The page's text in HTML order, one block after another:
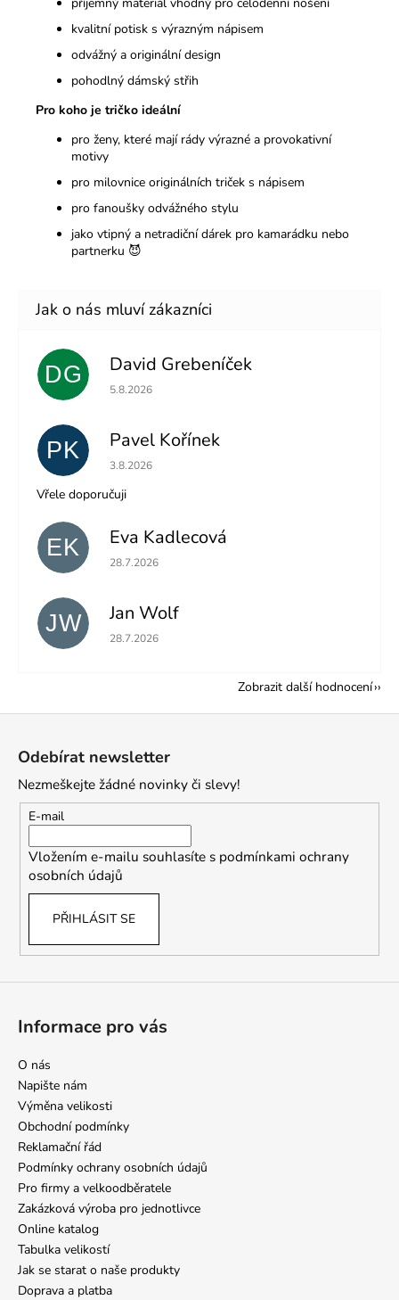
kvalitní potisk s výrazným nápisem
odvážný a originální design
pohodlný dámský střih
Pro koho je tričko ideální
pro ženy, které mají rády výrazné a provokativní
motivy
pro milovnice originálních triček s nápisem
pro fanoušky odvážného stylu
jako vtipný a netradiční dárek pro kamarádku nebo
partnerku 😈
DG David Grebeníček
Hodnocení obchodu je 5 z 5 hvězdiček.
5.8.2026
PK Pavel Kořínek
Hodnocení obchodu je 5 z 5 hvězdiček.
3.8.2026
Vřele doporučuji
EK Eva Kadlecová
Hodnocení obchodu je 5 z 5 hvězdiček.
28.7.2026
JW Jan Wolf
Hodnocení obchodu je 5 z 5 hvězdiček.
28.7.2026
Zobrazit další hodnocení
Odebírat newsletter
Nezmeškejte žádné novinky či slevy!
E-mail
Vložením e-mailu souhlasíte s podmínkami ochrany
osobních údajů
PŘIHLÁSIT SE
Informace pro vás
O nás
Napište nám
Výměna velikosti
Obchodní podmínky
Reklamační řád
Podmínky ochrany osobních údajů
Pro firmy a velkoodběratele
Zakázková výroba pro jednotlivce
Online katalog
Tabulka velikostí
Jak se starat o naše produkty
Doprava a platba